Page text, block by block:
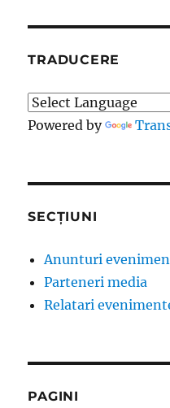
TRADUCERE
Powered by
SECȚIUNI
Anunturi
Parteneri media
Relatari
PAGINI